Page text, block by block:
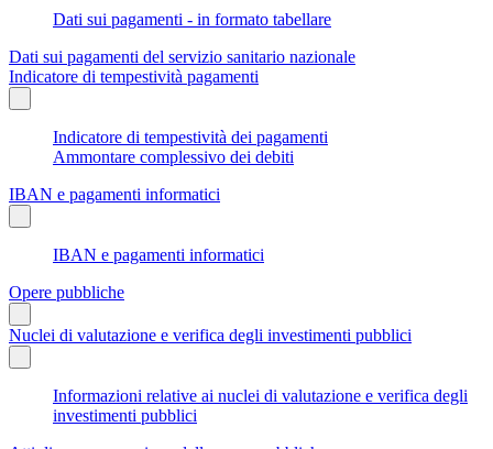
Dati sui pagamenti - in formato tabellare
Dati sui pagamenti del servizio sanitario nazionale
Indicatore di tempestività pagamenti
Indicatore di tempestività dei pagamenti
Ammontare complessivo dei debiti
IBAN e pagamenti informatici
IBAN e pagamenti informatici
Opere pubbliche
Nuclei di valutazione e verifica degli investimenti pubblici
Informazioni relative ai nuclei di valutazione e verifica degli
investimenti pubblici